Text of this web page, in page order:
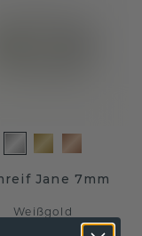
Jane 7mm
Weißgold